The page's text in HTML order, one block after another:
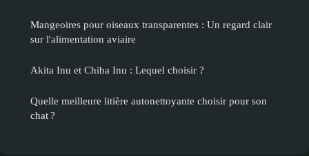
Mangeoires pour oiseaux transparentes : Un regard clair
sur l'alimentation aviaire
Akita Inu et Chiba Inu : Lequel choisir ?
Quelle meilleure litière autonettoyante choisir pour son
chat ?